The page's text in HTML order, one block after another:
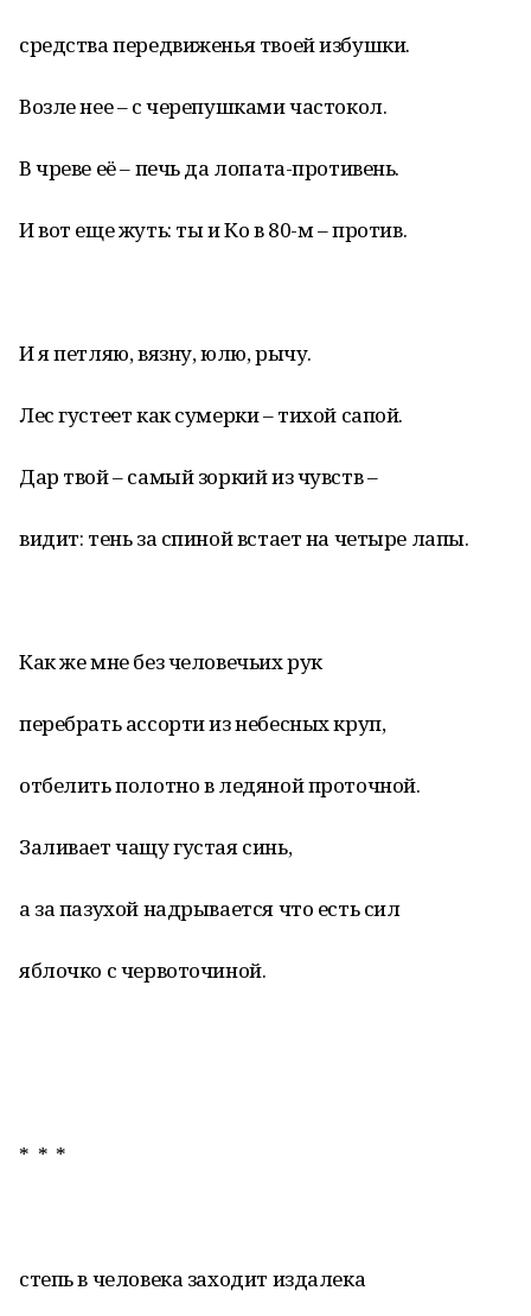
средства передвиженья твоей избушки.
Возле нее – с черепушками частокол.
В чреве её – печь да лопата-противень.
И вот еще жуть: ты и Ко в 80-м – против.
И я петляю, вязну, юлю, рычу.
Лес густеет как сумерки – тихой сапой.
Дар твой – самый зоркий из чувств –
видит: тень за спиной встает на четыре лапы.
Как же мне без человечьих рук
перебрать ассорти из небесных круп,
отбелить полотно в ледяной проточной.
Заливает чащу густая синь,
а за пазухой надрывается что есть сил
яблочко с червоточиной.
* * *
степь в человека заходит издалека